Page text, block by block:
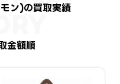
ン)の買取実績
金額順